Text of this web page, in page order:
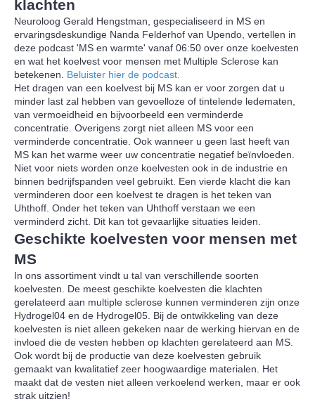
klachten
Neuroloog Gerald Hengstman, gespecialiseerd in MS en
ervaringsdeskundige Nanda Felderhof van Upendo, vertellen in
deze podcast 'MS en warmte' vanaf 06:50 over onze koelvesten
en wat het koelvest voor mensen met Multiple Sclerose kan
betekenen. Beluister hier de podcast.
Het dragen van een koelvest bij MS kan er voor zorgen dat u
minder last zal hebben van gevoelloze of tintelende ledematen,
van vermoeidheid en bijvoorbeeld een verminderde
concentratie. Overigens zorgt niet alleen MS voor een
verminderde concentratie. Ook wanneer u geen last heeft van
MS kan het warme weer uw concentratie negatief beïnvloeden.
Niet voor niets worden onze koelvesten ook in de industrie en
binnen bedrijfspanden veel gebruikt. Een vierde klacht die kan
verminderen door een koelvest te dragen is het teken van
Uhthoff. Onder het teken van Uhthoff verstaan we een
verminderd zicht. Dit kan tot gevaarlijke situaties leiden.
Geschikte koelvesten voor mensen met
MS
In ons assortiment vindt u tal van verschillende soorten
koelvesten. De meest geschikte koelvesten die klachten
gerelateerd aan multiple sclerose kunnen verminderen zijn onze
Hydrogel04 en de Hydrogel05. Bij de ontwikkeling van deze
koelvesten is niet alleen gekeken naar de werking hiervan en de
invloed die de vesten hebben op klachten gerelateerd aan MS.
Ook wordt bij de productie van deze koelvesten gebruik
gemaakt van kwalitatief zeer hoogwaardige materialen. Het
maakt dat de vesten niet alleen verkoelend werken, maar er ook
strak uitzien!